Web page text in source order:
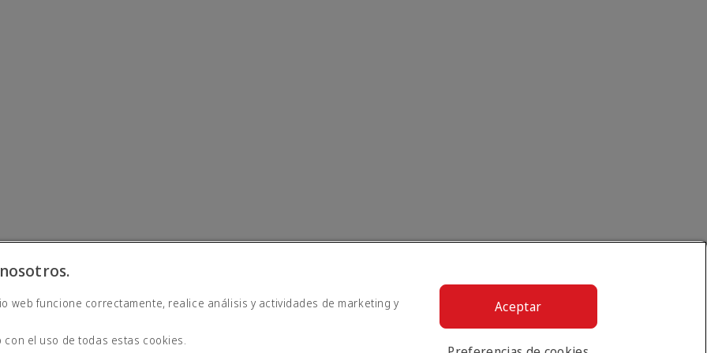
web funcione correctamente, realice análisis y actividades de marketing y
el uso de todas estas cookies.
Aceptar